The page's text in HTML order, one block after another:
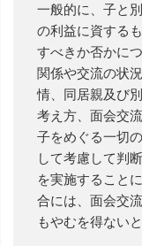
一般的に、子と
の利益に資する
すべきか否かに
関係や交流の状
情、同居親及び
考え方、面会交
子をめぐる一切
して考慮して判
を実施すること
合には、面会交
もやむを得ない